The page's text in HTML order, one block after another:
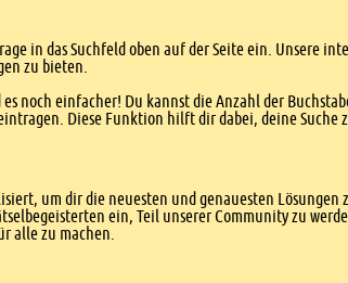
in das Suchfeld oben auf der Seite ein. Unsere
zu bieten.
noch einfacher! Du kannst die Anzahl der
Diese Funktion hilft dir dabei, deine
um dir die neuesten und genauesten
ein, Teil unserer Community zu
alle zu machen.